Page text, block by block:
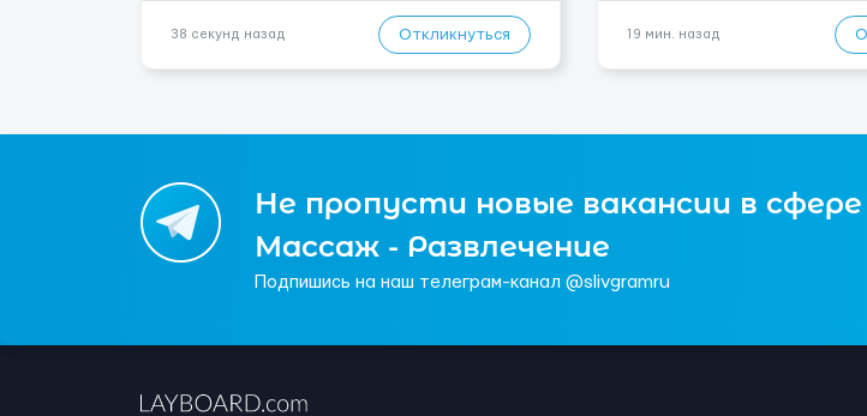
рефрижераторах. В среднем 400–500 км в день.
38 секунд назад Откликнуться
(можливість сидіти є). Ночью
19 мин. назад
Не пропусти новые вакансии в
Массаж - Развлечение
Подпишись на наш телеграм-канал @slivgramru